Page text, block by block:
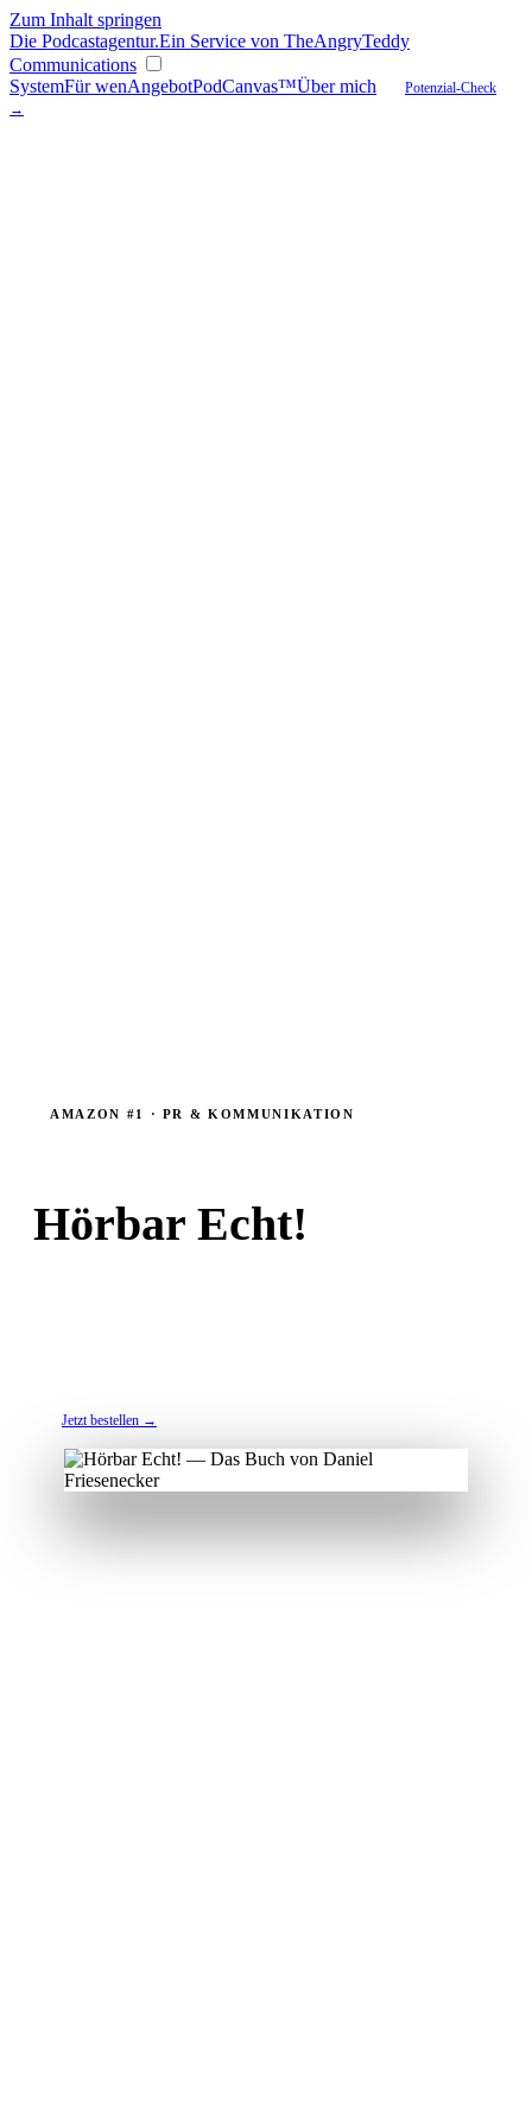
Zum Inhalt springen
Die Podcastagentur.Ein Service von TheAngryTeddy
Communications
SystemFür wenAngebotPodCanvas™Über mich
Potenzial-Check
→
AMAZON #1 · PR & KOMMUNIKATION
Hörbar Echt!
Jetzt bestellen →